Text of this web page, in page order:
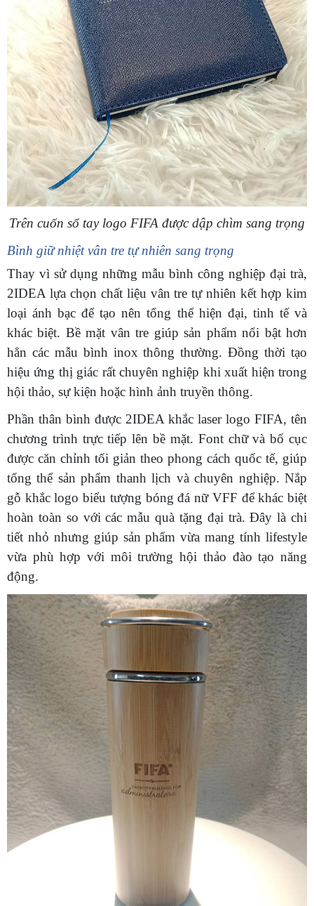
Trên cuốn sổ tay logo FIFA được dập chìm sang trọng
Bình giữ nhiệt vân tre tự nhiên sang trọng
Thay vì sử dụng những mẫu bình công nghiệp đại trà,
2IDEA lựa chọn chất liệu vân tre tự nhiên kết hợp kim
loại ánh bạc để tạo nên tổng thể hiện đại, tinh tế và
khác biệt. Bề mặt vân tre giúp sản phẩm nổi bật hơn
hẳn các mẫu bình inox thông thường. Đồng thời tạo
hiệu ứng thị giác rất chuyên nghiệp khi xuất hiện trong
hội thảo, sự kiện hoặc hình ảnh truyền thông.
Phần thân bình được 2IDEA khắc laser logo FIFA, tên
chương trình trực tiếp lên bề mặt. Font chữ và bố cục
được căn chỉnh tối giản theo phong cách quốc tế, giúp
tổng thể sản phẩm thanh lịch và chuyên nghiệp. Nắp
gỗ khắc logo biểu tượng bóng đá nữ VFF để khác biệt
hoàn toàn so với các mẫu quà tặng đại trà. Đây là chi
tiết nhỏ nhưng giúp sản phẩm vừa mang tính lifestyle
vừa phù hợp với môi trường hội thảo đào tạo năng
động.